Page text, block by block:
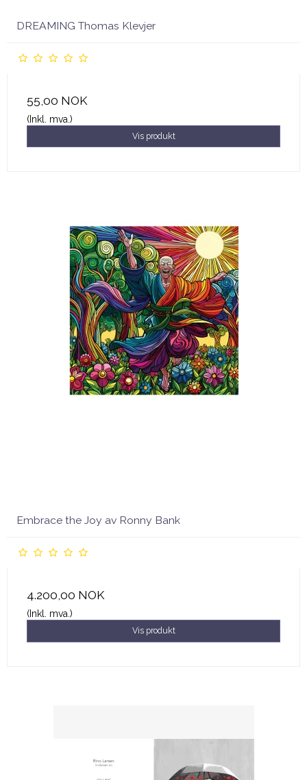
DREAMING Thomas Klevjer
55,00 NOK
(Inkl. mva.)
Vis produkt
Embrace the Joy av Ronny Bank
4.200,00 NOK
(Inkl. mva.)
Vis produkt